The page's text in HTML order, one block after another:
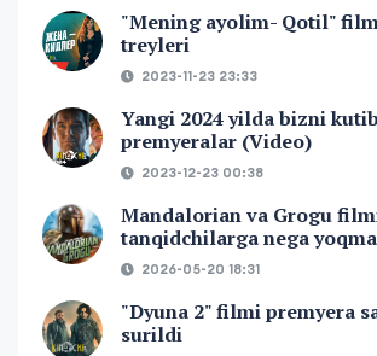
"Mening ayolim- Qotil"
treyleri
2023-11-23 23:33
Yangi 2024 yilda bizni
premyeralar (Video)
2023-12-23 00:38
Mandalorian va Grogu
tanqidchilarga nega
2026-05-20 18:31
"Dyuna 2" filmi premyera
surildi